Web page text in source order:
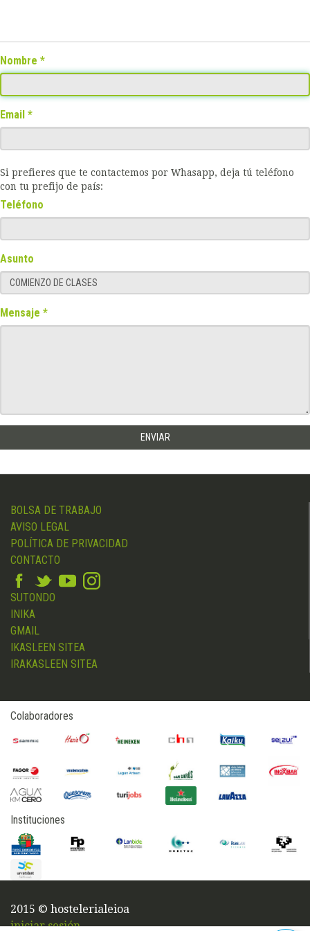
Nombre
Email
Si prefieres que te contactemos por Whasapp, deja tú teléfono
con tu prefijo de país:
Teléfono
Asunto
Mensaje
BOLSA DE TRABAJO
AVISO LEGAL
POLÍTICA DE PRIVACIDAD
CONTACTO
SUTONDO
INIKA
GMAIL
IKASLEEN SITEA
IRAKASLEEN SITEA
Colaboradores
Instituciones
2015 © hostelerialeioa
iniciar sesión